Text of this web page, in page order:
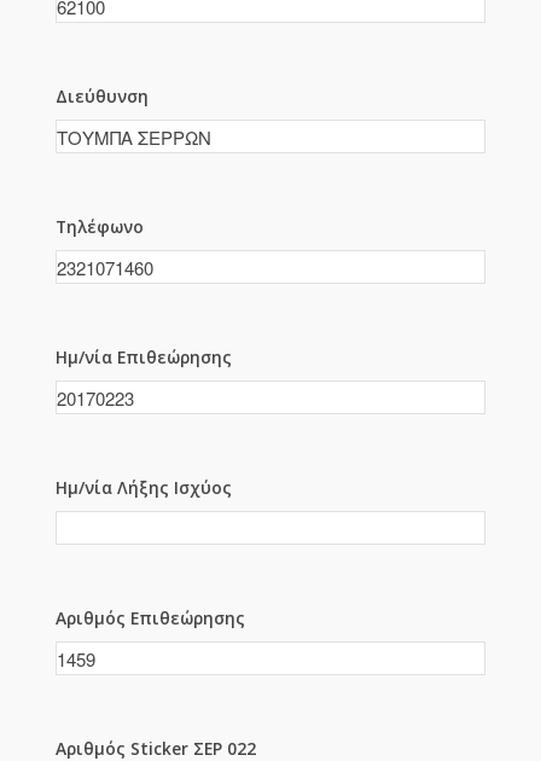
Διεύθυνση
Τηλέφωνο
Ημ/νία Επιθεώρησης
Ημ/νία Λήξης Ισχύος
Αριθμός Επιθεώρησης
Αριθμός Sticker ΣΕΡ 022